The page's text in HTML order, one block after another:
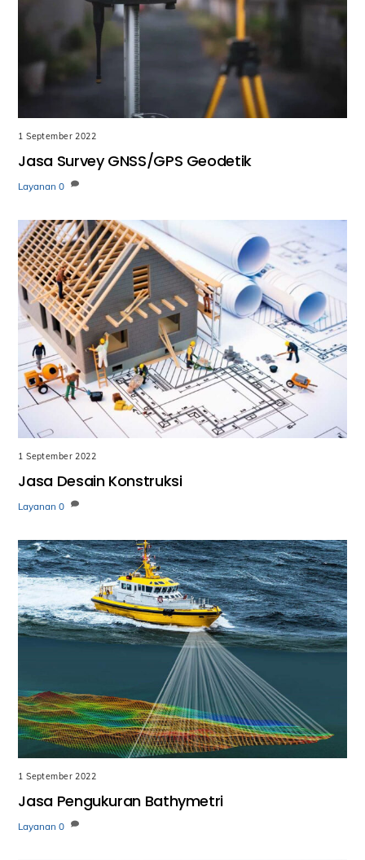
1 September 2022
Jasa Survey GNSS/GPS Geodetik
Layanan 0
1 September 2022
Jasa Desain Konstruksi
Layanan 0
1 September 2022
Jasa Pengukuran Bathymetri
Layanan 0